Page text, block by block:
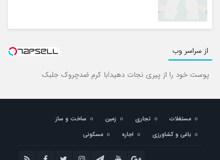
از سراسر وب
پوست خود را از پیری نجات دهید!با کرم ضدچروک جلبک
مستغلات تجاری زمین
ساخت و ساز
باغی و کشاورزی
اجاره مسکونی